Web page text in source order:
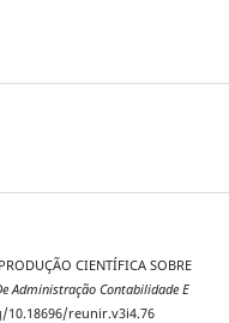
CIENTÍFICA SOBRE
Administração Contabilidade E
reunir.v3i4.76